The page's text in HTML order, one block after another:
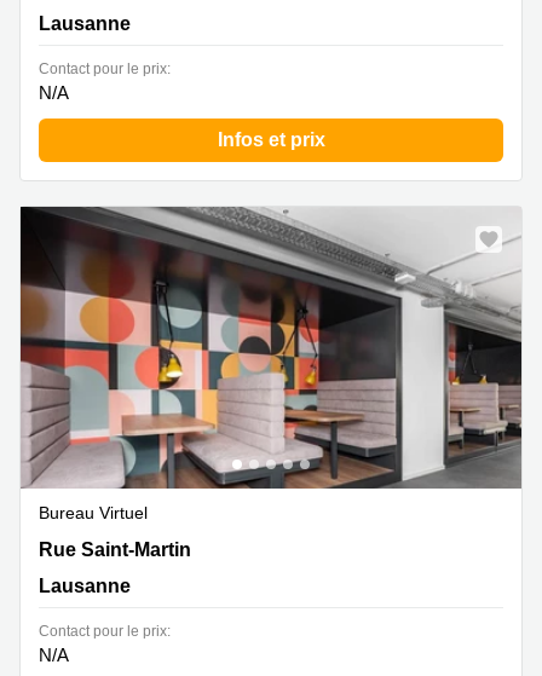
Lausanne
Contact pour le prix:
N/A
Infos et prix
Bureau Virtuel
Rue Saint-Martin 7,3. Stock, Lausanne
Rue Saint-Martin
Lausanne
Contact pour le prix:
N/A